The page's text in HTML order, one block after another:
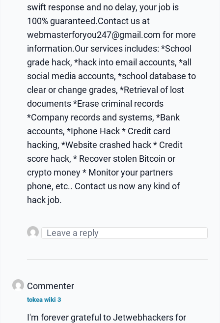
swift response and no delay, your job is
100% guaranteed.Contact us at
webmasterforyou247@gmail.com for more
information.Our services includes: *School
grade hack, *hack into email accounts, *all
social media accounts, *school database to
clear or change grades, *Retrieval of lost
documents *Erase criminal records
*Company records and systems, *Bank
accounts, *Iphone Hack * Credit card
hacking, *Website crashed hack * Credit
score hack, * Recover stolen Bitcoin or
crypto money * Monitor your partners
phone, etc.. Contact us now any kind of
hack job.
Commenter
tokea wiki 3
I'm forever grateful to Jetwebhackers for